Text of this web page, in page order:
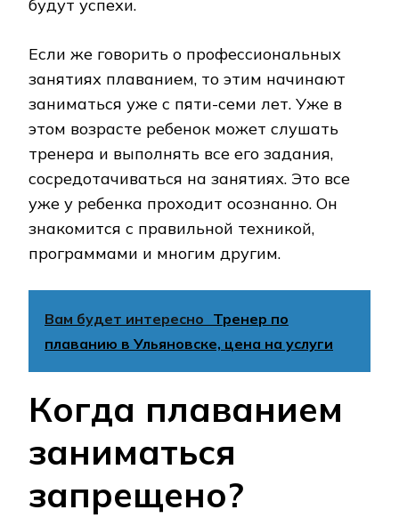
будут успехи.
Если же говорить о профессиональных
занятиях плаванием, то этим начинают
заниматься уже с пяти-семи лет. Уже в
этом возрасте ребенок может слушать
тренера и выполнять все его задания,
сосредотачиваться на занятиях. Это все
уже у ребенка проходит осознанно. Он
знакомится с правильной техникой,
программами и многим другим.
Вам будет интересно Тренер по
плаванию в Ульяновске, цена на услуги
Когда плаванием
заниматься
запрещено?